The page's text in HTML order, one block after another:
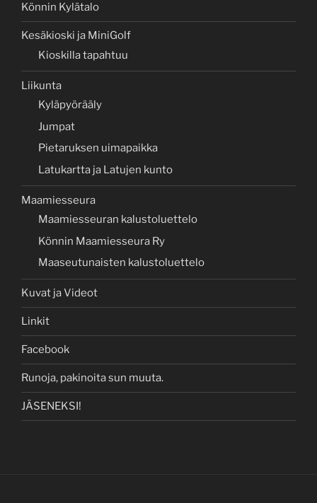
Könnin Kylätalo
Kesäkioski ja MiniGolf
Kioskilla tapahtuu
Liikunta
Kyläpyörääly
Jumpat
Pietaruksen uimapaikka
Latukartta ja Latujen kunto
Maamiesseura
Maamiesseuran kalustoluettelo
Könnin Maamiesseura Ry
Maaseutunaisten kalustoluettelo
Kuvat ja Videot
Linkit
Facebook
Runoja, pakinoita sun muuta.
JÄSENEKSI!